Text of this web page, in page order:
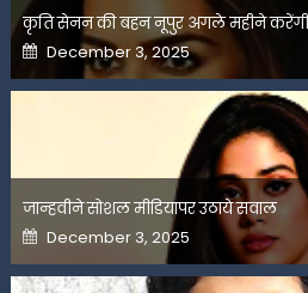
कृति सेनन की बहन नूपुर अगले महीने
Posted
on
December 3, 2025
जान्हवीने सोशल मीडियापर उठाये सवाल
Posted
on
December 3, 2025